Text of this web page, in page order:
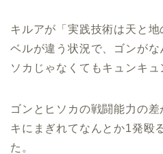
キルアが「実践技術は天と
ベルが違う状況で、ゴンが
ソカじゃなくてもキュンキュ
ゴンとヒソカの戦闘能力の
キにまぎれてなんとか1発殴
た。